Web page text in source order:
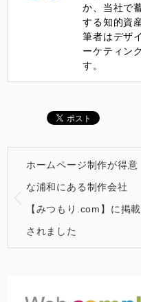
か、当社で
する知的資
筆者はデザ
ーケティン
す。
ホームページ制作が得意
な浦和にある制作会社
【みつもり.com】に掲載
されました